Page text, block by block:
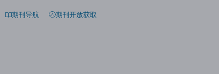
期刊导航 期刊开放获取